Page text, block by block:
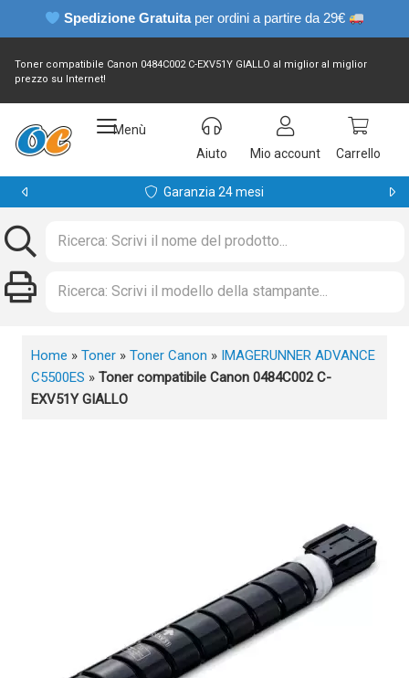
Spedizione Gratuita per ordini a partire da 29€
Toner compatibile Canon 0484C002 C-EXV51Y GIALLO al miglior al miglior
prezzo su Internet!
Menù
Aiuto
Mio account Carrello
Garanzia 24 mesi
Home » Toner » Toner Canon » IMAGERUNNER ADVANCE
C5500ES » Toner compatibile Canon 0484C002 C-
EXV51Y GIALLO